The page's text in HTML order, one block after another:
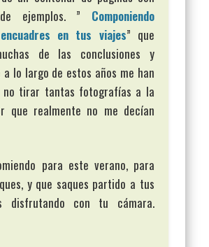
ejemplos. ” Componiendo
en tus viajes” que
de las conclusiones y
lo largo de estos años me han
no tirar tantas fotografías a la
que realmente no me decían
para este verano, para
y que saques partido a tus
disfrutando con tu cámara.